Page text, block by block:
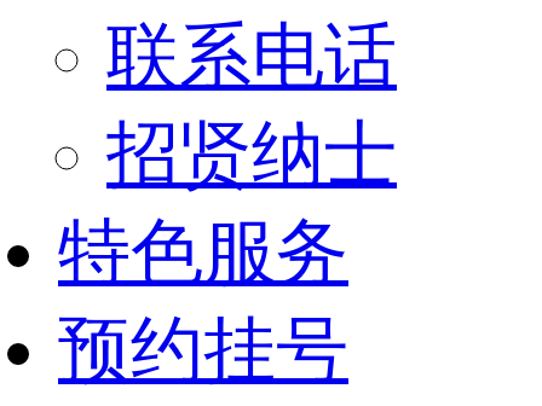
联系电话
招贤纳士
特色服务
预约挂号